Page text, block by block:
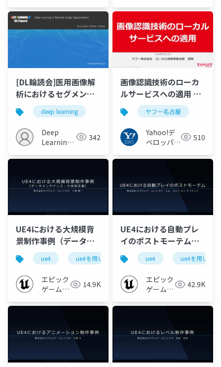
ク
[DL輪読会]医用画像解
析におけるセグメンテ
ーションdeep learning
Deep
Learning
342
画像認識技術のローカ
ルサービスへの適用 #
ヤフー名古屋
ヤフー名古屋
Yahoo!デ
ベロッパー
ク
510
UE4における大規模背
景制作事例（データメ
ンテナンス・大技設定
編 ）【UE4を用いた大
規模開発事例紹介 ~ス
クウェア・エニックス
様をお招きして~
ue4 ue4を用いた大規模開発事例紹介 ue-
エピック
ゲームズ
14.9K
UE4における自動プレ
イのポストモーテム
【UE4を用いた大規模
開発事例紹介 ~スクウ
ェア・エニックス様を
お招きして~ 2019】
ue4 ue4を用いた
エピック
ゲームズ
42.9K